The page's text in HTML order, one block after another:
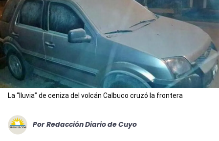
La “lluvia” de ceniza del volcán Calbuco cruzó la frontera
Por Redacción Diario de Cuyo